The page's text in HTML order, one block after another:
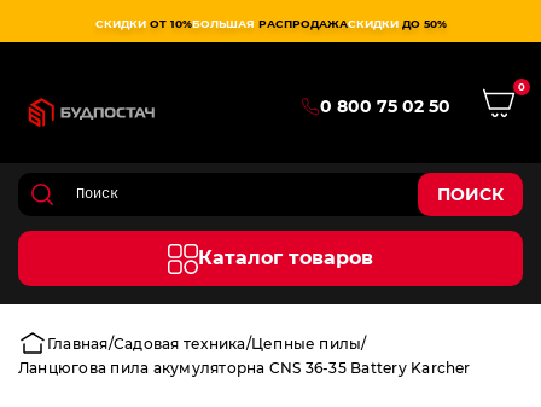
СКИДКИ ОТ 10%БОЛЬШАЯ РАСПРОДАЖАСКИДКИ ДО 50%
0 800 75 02 50
0
ПОИСК
Каталог товаров
Главная Садовая техника Цепные пилы
Ланцюгова пила акумуляторна CNS 36-35 Battery Karcher